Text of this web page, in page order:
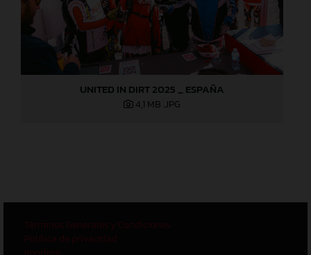
UNITED IN DIRT 2025 _ ESPAÑA
4,1 MB .JPG
Términos Generales y Condiciones
Política de privacidad